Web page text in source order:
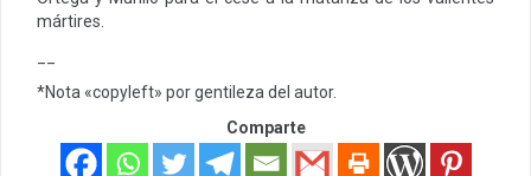
mártires.
*Nota «copyleft» por gentileza del autor.
Comparte